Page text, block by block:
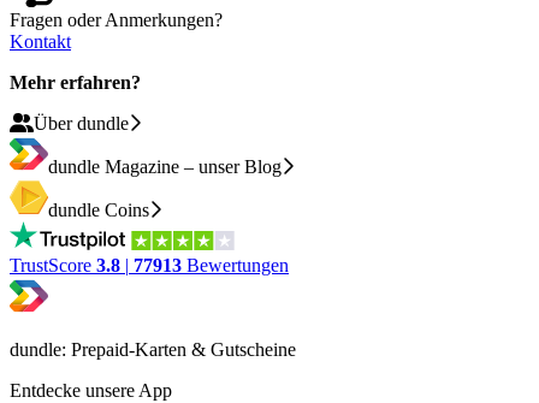
Fragen oder Anmerkungen?
Kontakt
Mehr erfahren?
Über dundle
dundle Magazine – unser Blog
dundle Coins
TrustScore 3.8 | 77913 Bewertungen
dundle: Prepaid-Karten & Gutscheine
Entdecke unsere App